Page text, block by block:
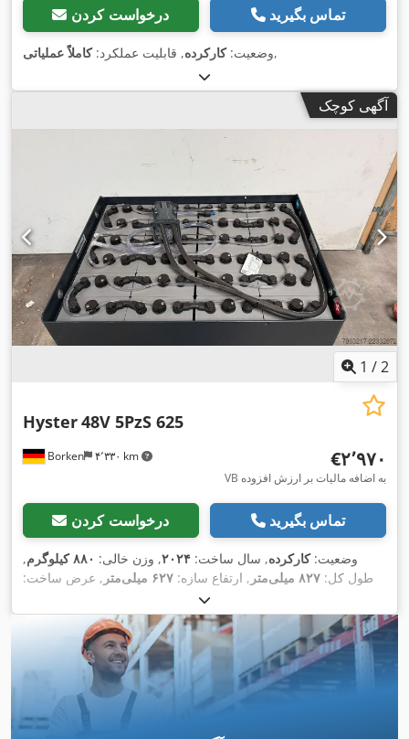
درخواست کردن تماس بگیرید
وضعیت:کارکرده, قابلیت عملکرد:کاملاً عملیاتی ,
آگهی کوچک
1 /2
Borken ۴٬۳۳۰ km
Hyster48V 5PzS 625
‎€۲٬۹۷۰
VB به اضافه مالیات بر ارزش افزوده
درخواست کردن تماس بگیرید
وضعیت:کارکرده, سال ساخت: ۲۰۲۴, وزن خالی: ۸۸۰ کیلوگرم
,
طول کل: ۸۲۷ میلی‌متر , ارتفاع سازه: ۶۲۷ میلی‌متر
, عرض ساخت: